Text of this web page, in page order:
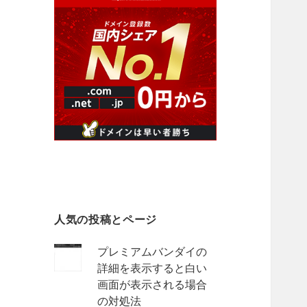
人気の投稿とページ
プレミアムバンダイの
詳細を表示すると白い
画面が表示される場合
の対処法